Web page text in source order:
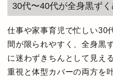
30代〜40代が全身黒ず
仕事や家事育児で忙しい30
間が限られやすく、全身黒
に迷わずきちんとして見え
重視と体型カバーの両方を